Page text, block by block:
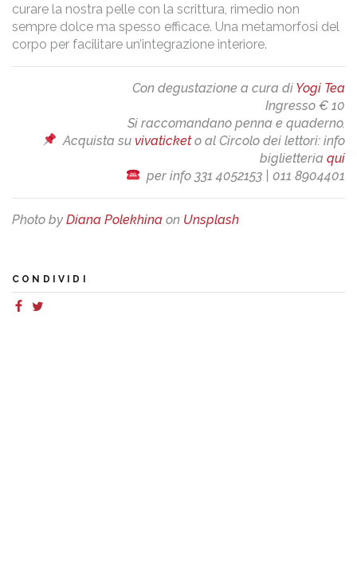
curare la nostra pelle con la scrittura, rimedio non
sempre dolce ma spesso efficace. Una metamorfosi del
corpo per facilitare un’integrazione interiore.
Con degustazione a cura di Yogi Tea
Ingresso € 10
Si raccomandano penna e quaderno.
Acquista su vivaticketo al Circolo dei lettori: info
biglietteria qui
per info 331 4052153 | 011 8904401
Photo by Diana Polekhina on Unsplash
CONDIVIDI